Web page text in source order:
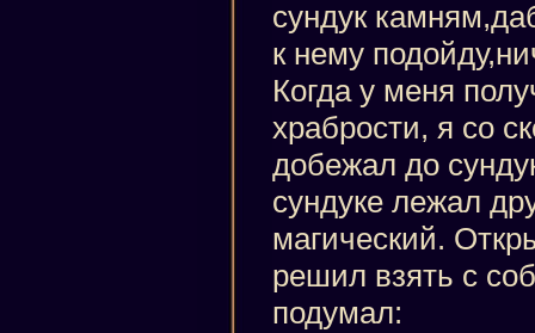
сундук
к нему
Когда у меня
храбрости, я со
добежал до
сундуке лежал
магический.
решил взять с
подумал: